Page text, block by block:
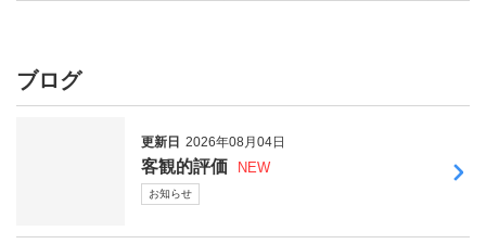
ブログ
更新日 2026年08月04日
客観的評価 NEW
お知らせ